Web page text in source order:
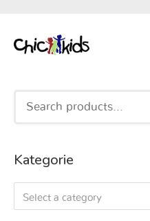
Search
Kategorie
Select a category